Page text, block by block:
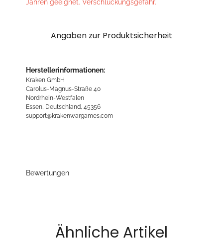
Jahren geeignet. Verschluckungsgefahr.
Angaben zur Produktsicherheit
Herstellerinformationen:
Kraken GmbH
Carolus-Magnus-Straße 40
Nordrhein-Westfalen
Essen, Deutschland, 45356
support@krakenwargames.com
Bewertungen
Ähnliche Artikel